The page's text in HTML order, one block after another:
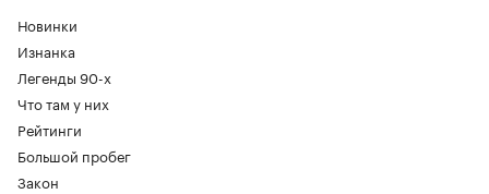
Новинки
Изнанка
Легенды 90-х
Что там у них
Рейтинги
Большой пробег
Закон